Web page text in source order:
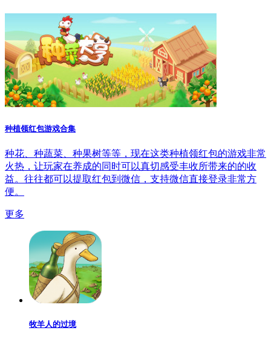
种植领红包游戏合集
种花、种蔬菜、种果树等等，现在这类种植领红包的游戏非常
火热，让玩家在养成的同时可以真切感受丰收所带来的的收
益。往往都可以提取红包到微信，支持微信直接登录非常方
便。
更多
牧羊人的过境